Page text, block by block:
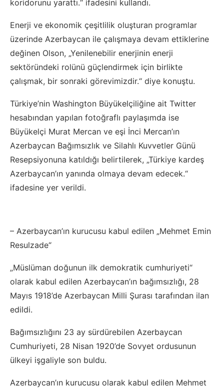
koridorunu yarattı.“ ifadesini kullandı.
Enerji ve ekonomik çeşitlilik oluşturan programlar
üzerinde Azerbaycan ile çalışmaya devam ettiklerine
değinen Olson, „Yenilenebilir enerjinin enerji
sektöründeki rolünü güçlendirmek için birlikte
çalışmak, bir sonraki görevimizdir.“ diye konuştu.
Türkiye’nin Washington Büyükelçiliğine ait Twitter
hesabından yapılan fotoğraflı paylaşımda ise
Büyükelçi Murat Mercan ve eşi İnci Mercan’ın
Azerbaycan Bağımsızlık ve Silahlı Kuvvetler Günü
Resepsiyonuna katıldığı belirtilerek, „Türkiye kardeş
Azerbaycan’ın yanında olmaya devam edecek.“
ifadesine yer verildi.
– Azerbaycan’ın kurucusu kabul edilen „Mehmet Emin
Resulzade“
„Müslüman doğunun ilk demokratik cumhuriyeti“
olarak kabul edilen Azerbaycan’ın bağımsızlığı, 28
Mayıs 1918’de Azerbaycan Milli Şurası tarafından ilan
edildi.
Bağımsızlığını 23 ay sürdürebilen Azerbaycan
Cumhuriyeti, 28 Nisan 1920’de Sovyet ordusunun
ülkeyi işgaliyle son buldu.
Azerbaycan’ın kurucusu olarak kabul edilen Mehmet